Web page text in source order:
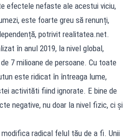
efectele nefaste ale acestui viciu,
este foarte greu să renunți,
potrivit realitatea.net.
în anul 2019, la nivel global,
7 milioane de persoane. Cu toate
este ridicat în întreaga lume,
activităti fiind ignorate. E bine de
negative, nu doar la nivel fizic, ci şi
radical felul tău de a fi. Unii